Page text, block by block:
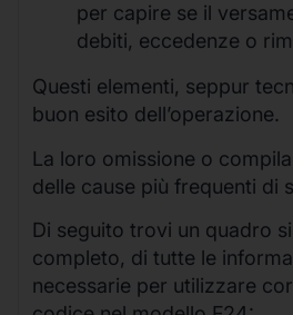
per capire se il
debiti, eccedenze o
Questi elementi, seppur
buon esito dell’operazione.
La loro omissione o
delle cause più frequenti di
Di seguito trovi un quadro
completo, di tutte le
necessarie per utilizzare